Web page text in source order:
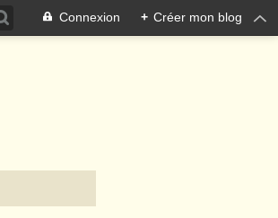
Connexion + Créer mon blog